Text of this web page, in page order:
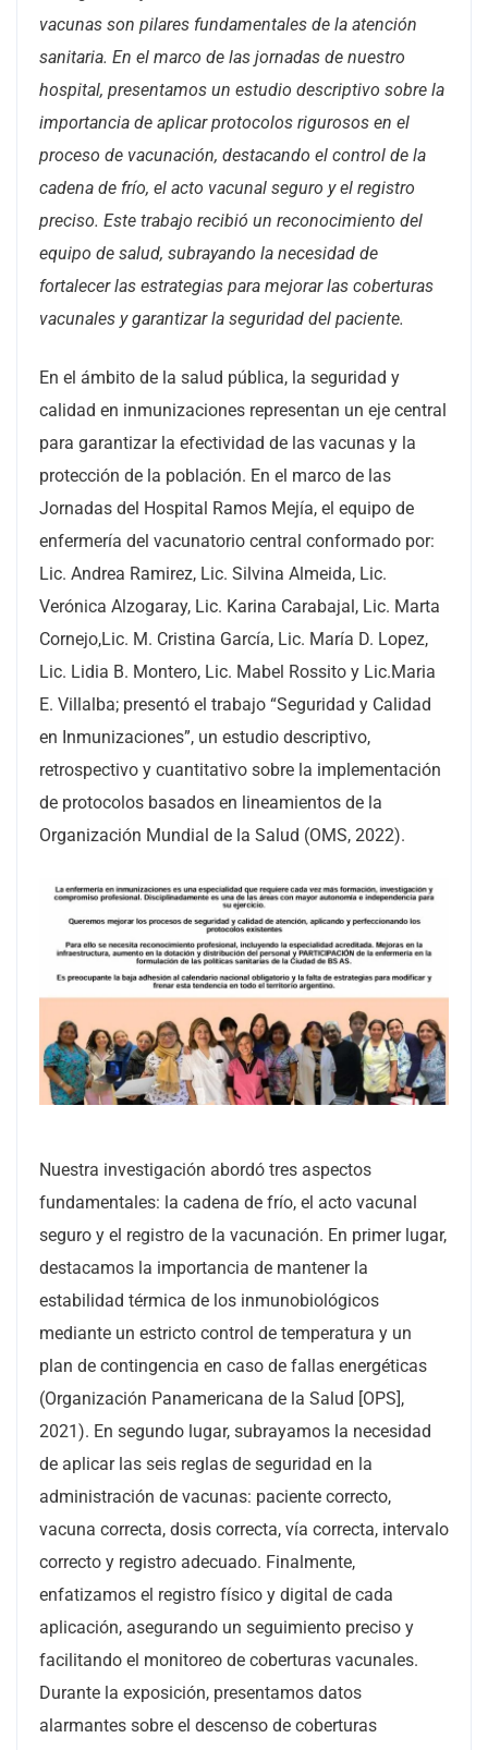
vacunas son pilares fundamentales de la atención
sanitaria. En el marco de las jornadas de nuestro
hospital, presentamos un estudio descriptivo sobre la
importancia de aplicar protocolos rigurosos en el
proceso de vacunación, destacando el control de la
cadena de frío, el acto vacunal seguro y el registro
preciso. Este trabajo recibió un reconocimiento del
equipo de salud, subrayando la necesidad de
fortalecer las estrategias para mejorar las coberturas
vacunales y garantizar la seguridad del paciente.
En el ámbito de la salud pública, la seguridad y
calidad en inmunizaciones representan un eje central
para garantizar la efectividad de las vacunas y la
protección de la población. En el marco de las
Jornadas del Hospital Ramos Mejía, el equipo de
enfermería del vacunatorio central conformado por:
Lic. Andrea Ramirez, Lic. Silvina Almeida, Lic.
Verónica Alzogaray, Lic. Karina Carabajal, Lic. Marta
Cornejo,Lic. M. Cristina García, Lic. María D. Lopez,
Lic. Lidia B. Montero, Lic. Mabel Rossito y Lic.Maria
E. Villalba; presentó el trabajo “Seguridad y Calidad
en Inmunizaciones”, un estudio descriptivo,
retrospectivo y cuantitativo sobre la implementación
de protocolos basados en lineamientos de la
Organización Mundial de la Salud (OMS, 2022).
Nuestra investigación abordó tres aspectos
fundamentales: la cadena de frío, el acto vacunal
seguro y el registro de la vacunación. En primer lugar,
destacamos la importancia de mantener la
estabilidad térmica de los inmunobiológicos
mediante un estricto control de temperatura y un
plan de contingencia en caso de fallas energéticas
(Organización Panamericana de la Salud [OPS],
2021). En segundo lugar, subrayamos la necesidad
de aplicar las seis reglas de seguridad en la
administración de vacunas: paciente correcto,
vacuna correcta, dosis correcta, vía correcta, intervalo
correcto y registro adecuado. Finalmente,
enfatizamos el registro físico y digital de cada
aplicación, asegurando un seguimiento preciso y
facilitando el monitoreo de coberturas vacunales.
Durante la exposición, presentamos datos
alarmantes sobre el descenso de coberturas